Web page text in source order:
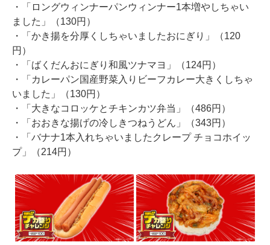
・「ロングウィンナーパンウィンナー1本増やしちゃい
ました」（130円）
・「かき揚を分厚くしちゃいましたおにぎり」（120
円）
・「ばくだんおにぎり和風ツナマヨ」（124円）
・「カレーパン国産野菜入りビーフカレー大きくしちゃ
いました」（130円）
・「大きなコロッケとチキンカツ弁当」（486円）
・「おおきな揚げの冷しきつねうどん」（343円）
・「バナナ1本入れちゃいましたクレープ チョコホイッ
プ」（214円）